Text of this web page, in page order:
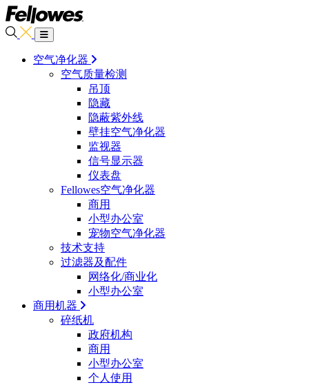
空气净化器
空气质量检测
吊顶
隐藏
隐蔽紫外线
壁挂空气净化器
监视器
信号显示器
仪表盘
Fellowes空气净化器
商用
小型办公室
宠物空气净化器
技术支持
过滤器及配件
网络化/商业化
小型办公室
商用机器
碎纸机
政府机构
商用
小型办公室
个人使用